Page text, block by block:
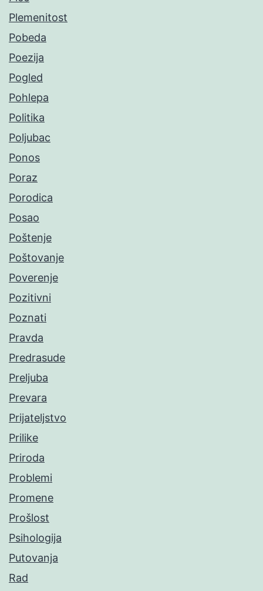
Plemenitost
Pobeda
Poezija
Pogled
Pohlepa
Politika
Poljubac
Ponos
Poraz
Porodica
Posao
Poštenje
Poštovanje
Poverenje
Pozitivni
Poznati
Pravda
Predrasude
Preljuba
Prevara
Prijateljstvo
Prilike
Priroda
Problemi
Promene
Prošlost
Psihologija
Putovanja
Rad